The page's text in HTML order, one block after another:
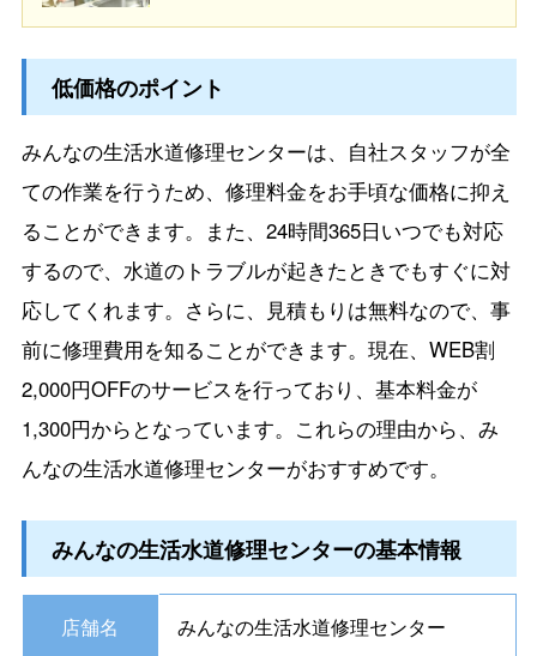
低価格のポイント
みんなの生活水道修理センターは、自社スタッフが全
ての作業を行うため、修理料金をお手頃な価格に抑え
ることができます。また、24時間365日いつでも対応
するので、水道のトラブルが起きたときでもすぐに対
応してくれます。さらに、見積もりは無料なので、事
前に修理費用を知ることができます。現在、WEB割
2,000円OFFのサービスを行っており、基本料金が
1,300円からとなっています。これらの理由から、み
んなの生活水道修理センターがおすすめです。
みんなの生活水道修理センターの基本情報
店舗名 みんなの生活水道修理センター